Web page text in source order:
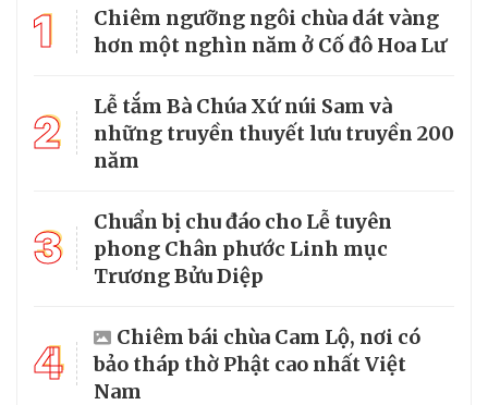
1
Chiêm ngưỡng ngôi chùa dát vàng
hơn một nghìn năm ở Cố đô Hoa Lư
2
Lễ tắm Bà Chúa Xứ núi Sam và
những truyền thuyết lưu truyền 200
năm
3
Chuẩn bị chu đáo cho Lễ tuyên
phong Chân phước Linh mục
Trương Bửu Diệp
4
Chiêm bái chùa Cam Lộ, nơi có
bảo tháp thờ Phật cao nhất Việt
Nam